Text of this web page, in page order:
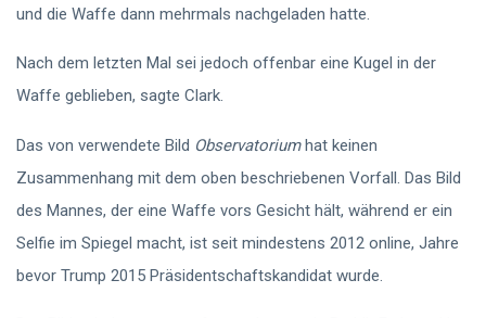
und die Waffe dann mehrmals nachgeladen hatte.
Nach dem letzten Mal sei jedoch offenbar eine Kugel in der
Waffe geblieben, sagte Clark.
Das von verwendete Bild Observatoriumhat keinen
Zusammenhang mit dem oben beschriebenen Vorfall. Das Bild
des Mannes, der eine Waffe vors Gesicht hält, während er ein
Selfie im Spiegel macht, ist seit mindestens 2012 online, Jahre
bevor Trump 2015 Präsidentschaftskandidat wurde.